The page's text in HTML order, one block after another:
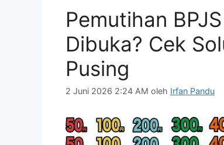
Pemutihan
Dibuka? Cek
Pusing
2 Juni 2026 2:24 AM oleh Irfan Pandu